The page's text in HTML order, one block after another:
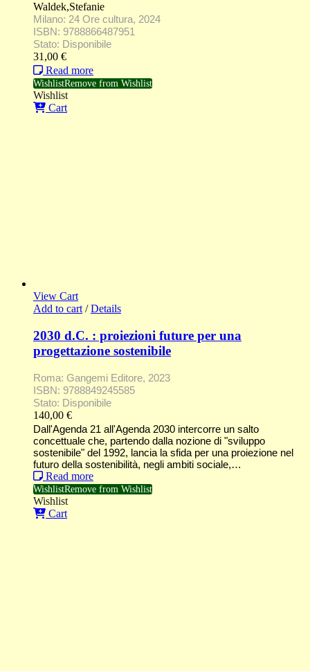
Waldek,Stefanie
Milano: 24 Ore cultura, 2024
ISBN: 9788866487951
Stato: Disponibile
31,00 €
Read more
WishlistRemove from Wishlist
Wishlist
Cart
View Cart
Add to cart / Details
2030 d.C. : proiezioni future per una
progettazione sostenibile
Roma: Gangemi Editore, 2023
ISBN: 9788849245585
Stato: Disponibile
140,00 €
Dall'Agenda 21 all'Agenda 2030 intercorre un salto
concettuale che, partendo dalla nozione di "sviluppo
sostenibile" del 1992, lancia la sfida per una proiezione nel
futuro della sostenibilità, negli ambiti sociale,…
Read more
WishlistRemove from Wishlist
Wishlist
Cart